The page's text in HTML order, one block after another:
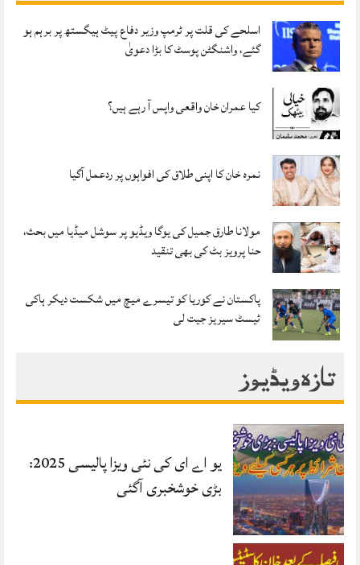
اسلحے کی قلت پر ٹرمپ وزیر دفاع پیٹ ہیگستھ پر برہم ہو
گئے، واشنگٹن پوسٹ کا بڑا دعویٰ
کیا عمران خان واقعی واپس آ رہے ہیں؟
نمرہ خان کا اپنی طلاق کی افواہوں پر ردعمل آگیا
مولانا طارق جمیل کی یوگا ویڈیو پر سوشل میڈیا میں بحث،
حنا پرویز بٹ کی بھی تنقید
پاکستان نے کوریا کو تیسرے میچ میں شکست دیکر ہاکی
ٹیسٹ سیریز جیت لی
تازہ ویڈیوز
یو اے ای کی نئی ویزا پالیسی 2025:
بڑی خوشخبری آگئی